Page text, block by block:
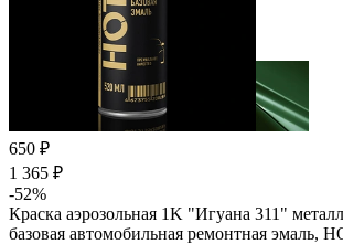
650 ₽
1 365 ₽
-52%
Краска аэрозольная 1K "Игуана 311"
базовая автомобильная ремонтная эмаль,